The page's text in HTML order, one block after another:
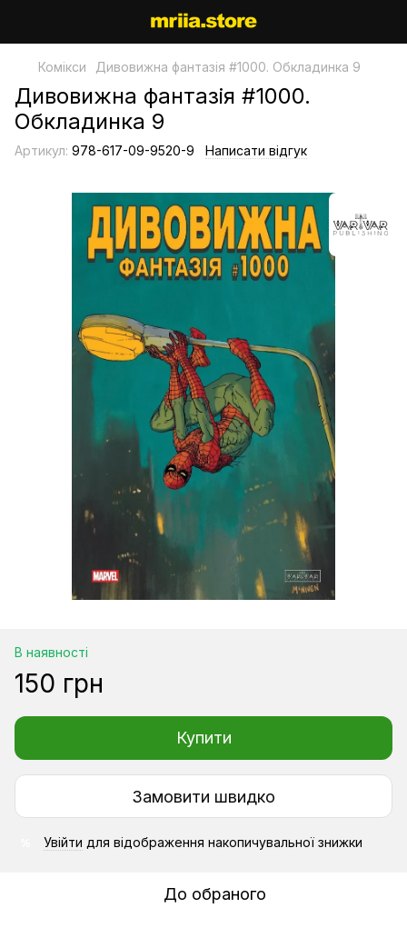
Комікси Дивовижна фантазія #1000. Обкладинка 9
Дивовижна фантазія #1000.
Обкладинка 9
Артикул: 978-617-09-9520-9 Написати відгук
В наявності
150 грн
Купити
Замовити швидко
Увійти для відображення накопичувальної знижки
До обраного